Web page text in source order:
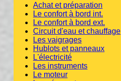
Achat et préparation
Le confort à bord int.
Le confort à bord ext.
Circuit d'eau et chauffage
Les vaigrages
Hublots et panneaux
L'électricité
Les instruments
Le moteur